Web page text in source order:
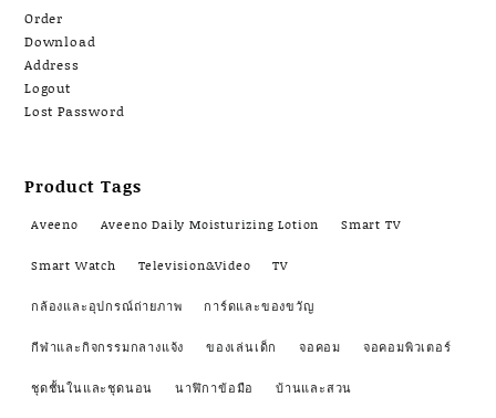
Order
Download
Address
Logout
Lost Password
Product Tags
Aveeno Aveeno Daily Moisturizing Lotion Smart TV
Smart Watch Television&Video TV
กล้องและอุปกรณ์ถ่ายภาพ การ์ดและของขวัญ
กีฬาและกิจกรรมกลางแจ้ง ของเล่นเด็ก จอคอม จอคอมพิวเตอร์
ชุดชั้นในและชุดนอน นาฬิกาข้อมือ บ้านและสวน